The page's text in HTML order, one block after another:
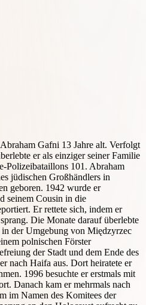
Gafni 13 Jahre alt. Verfolgt
er als einziger seiner Familie
Polizeibataillons 101. Abraham
jüdischen Großhändlers in
geboren. 1942 wurde er
seinem Cousin in die
Er rettete sich, indem er
Die Monate darauf überlebte
in der Umgebung von Międzyrzec
polnischen Förster
der Stadt und dem Ende des
nach Haifa aus. Dort heiratete er
1996 besuchte er erstmals mit
Danach kam er mehrmals nach
im Namen des Komitees der